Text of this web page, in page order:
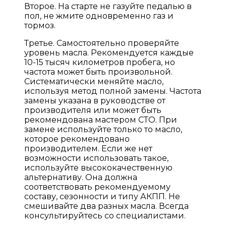
Второе. На старте не газуйте педалью в
пол, не жмите одновременно газ и
тормоз.
Третье. Самостоятельно проверяйте
уровень масла. Рекомендуется каждые
10-15 тысяч километров пробега, но
частота может быть произвольной.
Систематически меняйте масло,
используя метод полной замены. Частота
замены указана в руководстве от
производителя или может быть
рекомендована мастером СТО. При
замене используйте только то масло,
которое рекомендовано
производителем. Если же нет
возможности использовать такое,
используйте высококачественную
альтернативу. Она должна
соответствовать рекомендуемому
составу, сезонности и типу АКПП. Не
смешивайте два разных масла. Всегда
консультируйтесь со специалистами.